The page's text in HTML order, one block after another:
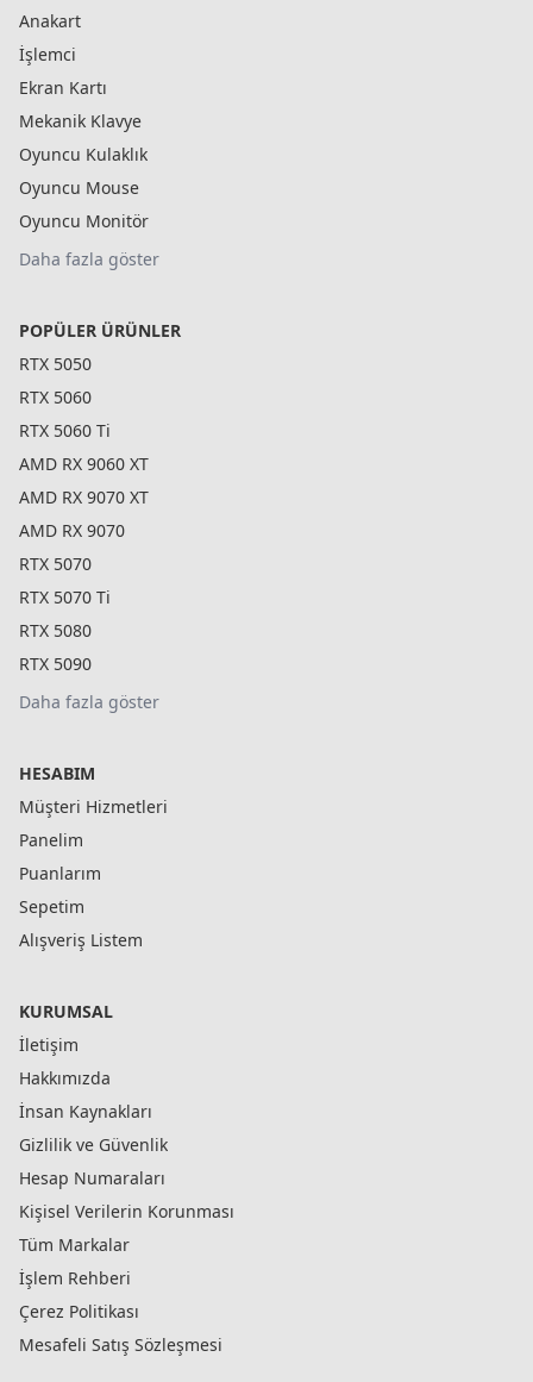
Anakart
İşlemci
Ekran Kartı
Mekanik Klavye
Oyuncu Kulaklık
Oyuncu Mouse
Oyuncu Monitör
Daha fazla göster
POPÜLER ÜRÜNLER
RTX 5050
RTX 5060
RTX 5060 Ti
AMD RX 9060 XT
AMD RX 9070 XT
AMD RX 9070
RTX 5070
RTX 5070 Ti
RTX 5080
RTX 5090
Daha fazla göster
HESABIM
Müşteri Hizmetleri
Panelim
Puanlarım
Sepetim
Alışveriş Listem
KURUMSAL
İletişim
Hakkımızda
İnsan Kaynakları
Gizlilik ve Güvenlik
Hesap Numaraları
Kişisel Verilerin Korunması
Tüm Markalar
İşlem Rehberi
Çerez Politikası
Mesafeli Satış Sözleşmesi